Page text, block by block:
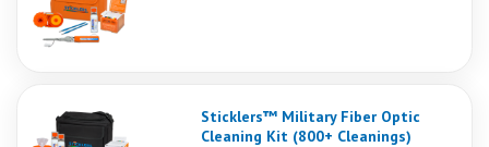
Sticklers™ Military Fiber Optic
Cleaning Kit (800+ Cleanings)